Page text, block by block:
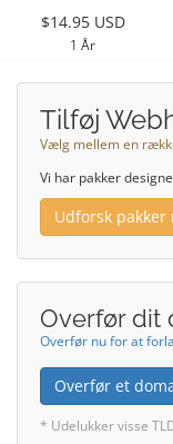
$14.95 USD
1 År
Tilføj
Vælg mellem en
Vi har pakker
Udforsk pakker
Overfør dit
Overfør nu for at
Overfør et
* Udelukker visse